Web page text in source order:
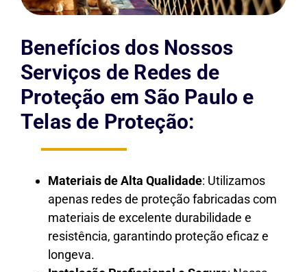
Benefícios dos Nossos
Serviços de Redes de
Proteção em São Paulo e
Telas de Proteção:
Materiais de Alta Qualidade: Utilizamos
apenas redes de proteção fabricadas com
materiais de excelente durabilidade e
resistência, garantindo proteção eficaz e
longeva.